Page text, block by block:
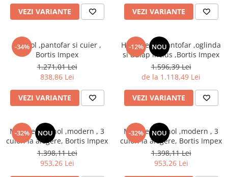
VEZI VARIANTE VEZI VARIANTE
-34%
Set hol ,pantofar si cuier ,
Bortis Impex
1.271,01 Lei
838,86 Lei
VEZI VARIANTE
-12% NOU
Hol/cuier si pantofar ,oglinda
si dulap inclus ,Bortis Impex
1.596,39 Lei
de la 1.118,49 Lei
VEZI VARIANTE
-32% NOU
Mobilier set hol ,modern , 3
culori la alegere, Bortis Impex
1.398,11 Lei
953,26 Lei
-32% NOU
Mobilier set hol ,modern , 3
culori la alegere, Bortis Impex
1.398,11 Lei
953,26 Lei